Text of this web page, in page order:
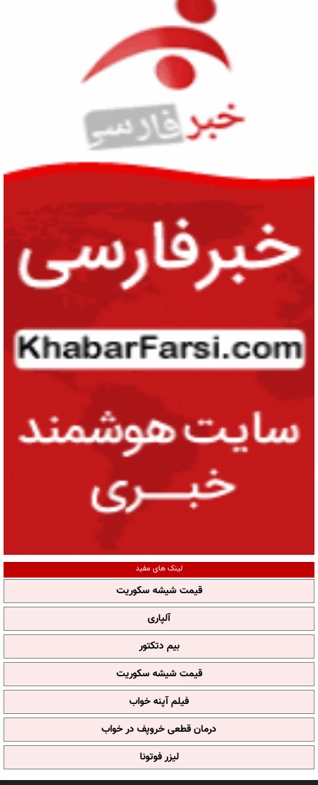
لینک های مفید
قیمت شیشه سکوریت
آلپاری
بیم دتکتور
قیمت شیشه سکوریت
فیلم آپنه خواب
درمان قطعی خروپف در خواب
لیزر فوتونا